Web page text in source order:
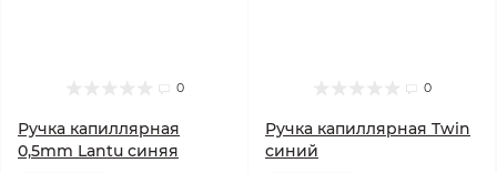
0
Ручка капиллярная
0,5mm Lantu синяя
0
Ручка капиллярная Twin
синий